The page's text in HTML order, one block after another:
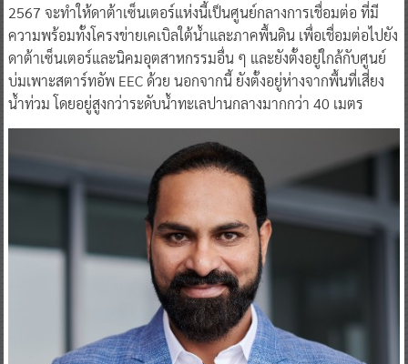
2567 จะทำให้ดาต้าเซ็นเตอร์แห่งนี้เป็นศูนย์กลางการเชื่อมต่อ ที่มี
ความพร้อมทั้งโครงข่ายเคเบิลใต้น้ำและภาคพื้นดิน เพื่อเชื่อมต่อไปยัง
ดาต้าเซ็นเตอร์และนิคมอุตสาหกรรมอื่น ๆ และยังตั้งอยู่ใกล้กับศูนย์
บ่มเพาะสตาร์ทอัพ EEC ด้วย นอกจากนี้ ยังตั้งอยู่ห่างจากพื้นที่เสี่ยง
น้ำท่วม โดยอยู่สูงกว่าระดับน้ำทะเลปานกลางมากกว่า 40 เมตร